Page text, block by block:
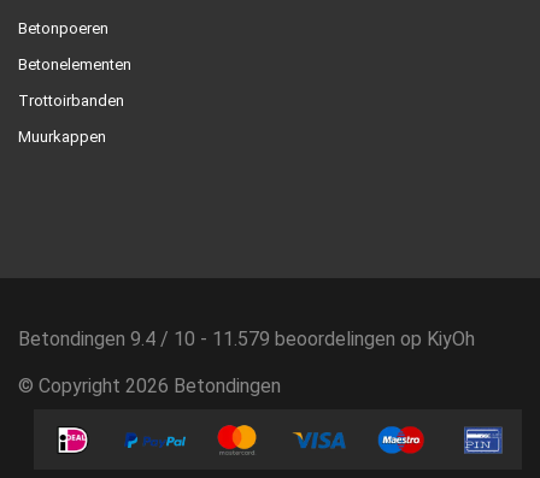
Betonpoeren
Betonelementen
Trottoirbanden
Muurkappen
Betondingen 9.4 / 10 - 11.579 beoordelingen op KiyOh
© Copyright 2026 Betondingen